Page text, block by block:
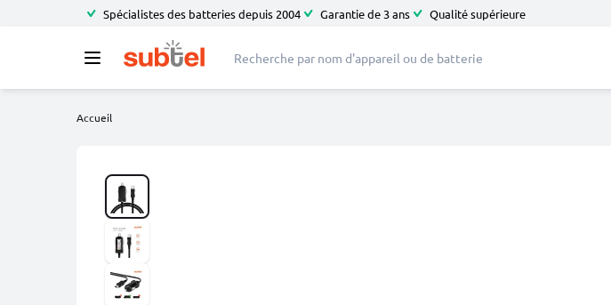
Spécialistes des batteries depuis 2004 Garantie de 3 ans Qualité supérieure
Accueil